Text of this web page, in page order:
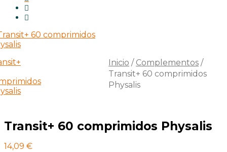
Inicio / Complementos /
Transit+ 60 comprimidos
Physalis
Transit+ 60 comprimidos Physalis
14,09 €